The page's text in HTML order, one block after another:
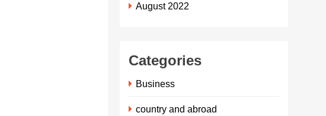
reading
August 2022
Categories
Business
country and abroad